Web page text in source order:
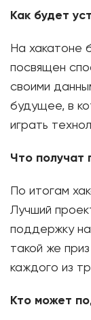
Как будет
На хакатоне
посвящен
своими
будущее, в
играть
Что получат
По итогам
Лучший
поддержку
такой же
каждого из
Кто может